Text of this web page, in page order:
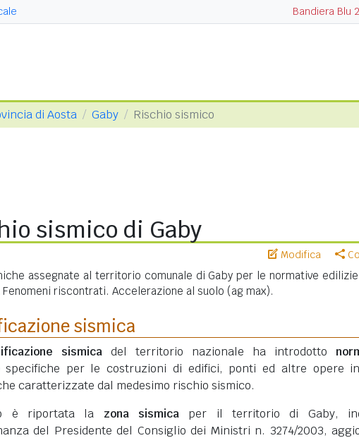
Bandiera Blu
di Aosta Gaby Rischio sismico
sismico di Gaby
Modifica
assegnate al territorio comunale di Gaby per le normative
riscontrati. Accelerazione al suolo (ag max).
sismica
sismica del territorio nazionale ha introdotto
specifiche per le costruzioni di edifici, ponti ed altre opere
caratterizzate dal medesimo rischio sismico.
è riportata la zona sismica per il territorio di Gaby,
del Presidente del Consiglio dei Ministri n. 3274/2003,